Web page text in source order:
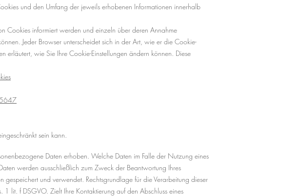
und den Umfang der jeweils erhobenen Informationen innerhalb
Cookies informiert werden und einzeln über deren Annahme
Jeder Browser unterscheidet sich in der Art, wie er die Cookie-
erläutert, wie Sie Ihre Cookie-Einstellungen ändern können. Diese
sein kann.
Daten erhoben. Welche Daten im Falle der Nutzung eines
werden ausschließlich zum Zweck der Beantwortung Ihres
und verwendet. Rechtsgrundlage für die Verarbeitung dieser
1 lit. f DSGVO. Zielt Ihre Kontaktierung auf den Abschluss eines